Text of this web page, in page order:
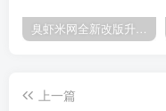
臭虾米网全新改版升级，测试中
上一篇